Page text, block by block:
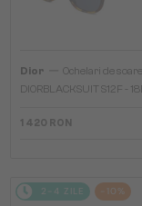
Dior
Ochelari de soare
DIORBLACKSUIT S12F -
1 420 RON
2-4 ZILE -10%